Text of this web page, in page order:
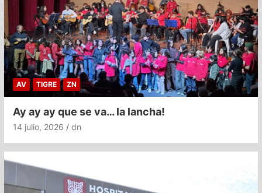
AV TIGRE ZN
Ay ay ay que se va… la lancha!
14 julio, 2026 dn